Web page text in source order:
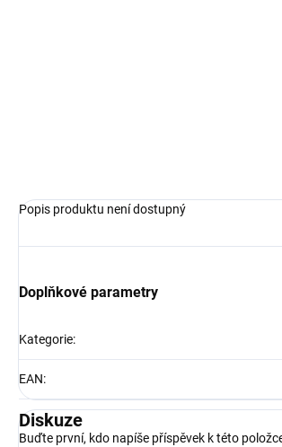
Popis produktu není dostupný
Doplňkové parametry
Kategorie:
EAN:
Diskuze
Buďte první, kdo napíše příspěvek k této